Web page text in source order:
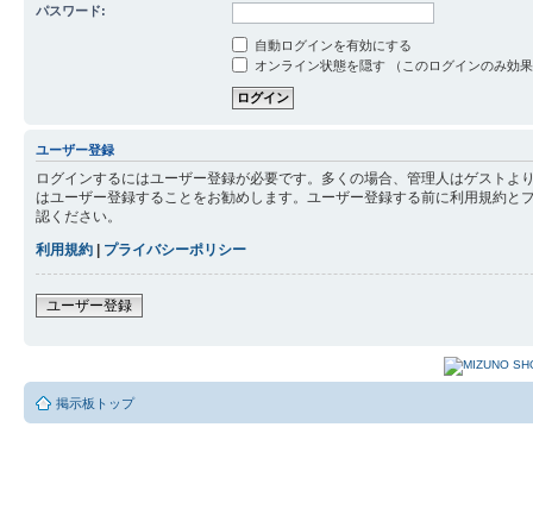
パスワード:
自動ログインを有効にする
オンライン状態を隠す （このログインのみ効
ユーザー登録
ログインするにはユーザー登録が必要です。多くの場合、管理人はゲスト
はユーザー登録することをお勧めします。ユーザー登録する前に利用規約
認ください。
利用規約 | プライバシーポリシー
ユーザー登録
掲示板トップ